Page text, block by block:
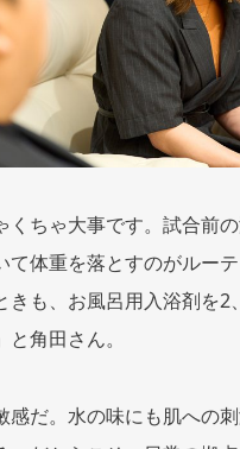
くちゃ大事です。試合前
て体重を落とすのがルー
きも、お風呂用入浴剤を2
角田さん。
感だ。水の味にも肌への